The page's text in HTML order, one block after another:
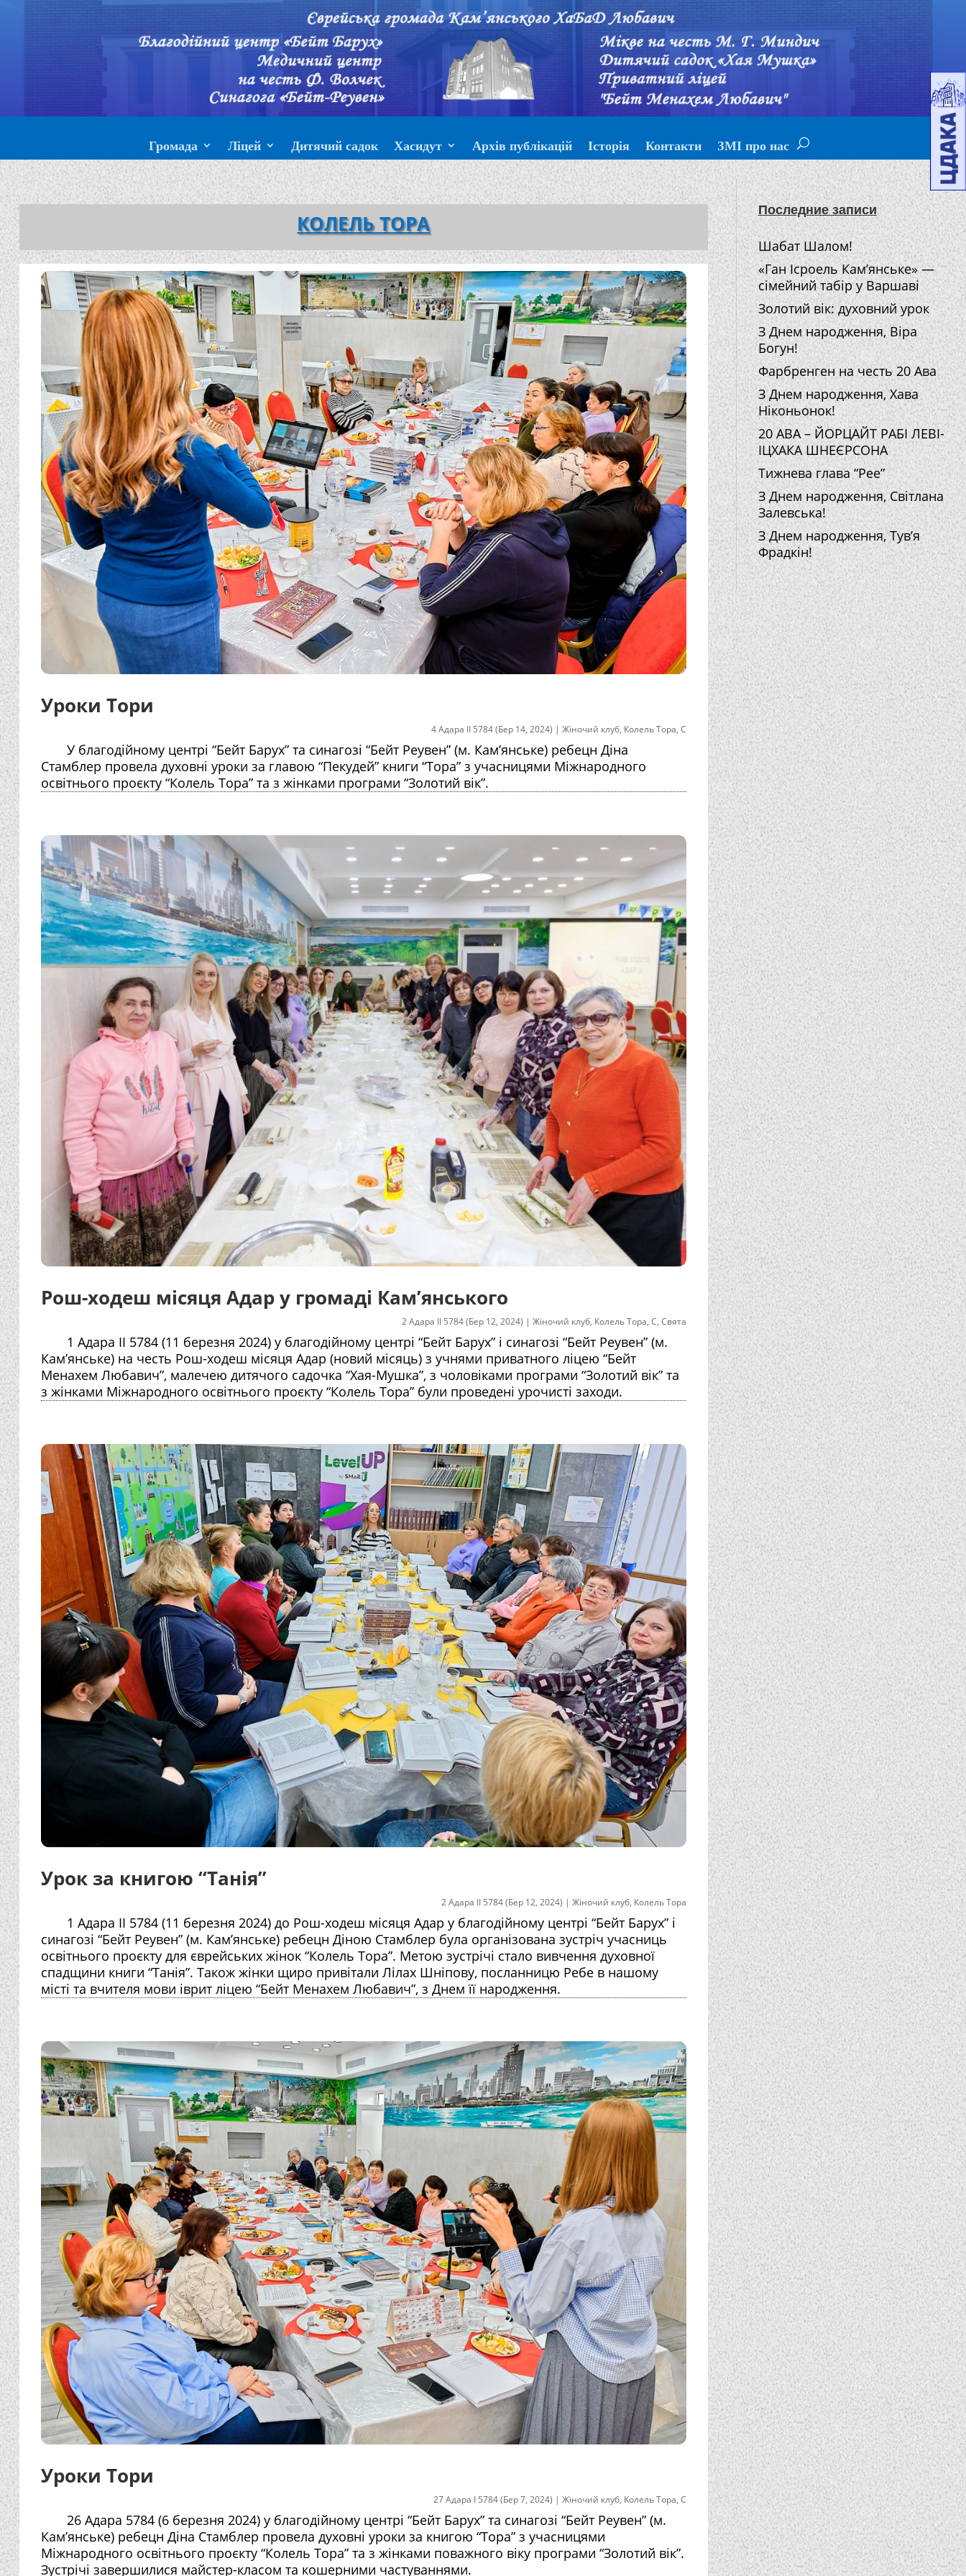
Громада Ліцей Дитячий садок Хасидут Архів публікацій Історія Контакти ЗМІ про нас
КОЛЕЛЬ ТОРА
Уроки Тори
4 Адара II 5784 (Бер 14, 2024) | Жіночий клуб, Колель Тора, С
У благодійному центрі “Бейт Барух” та синагозі “Бейт Реувен” (м. Кам’янське) ребецн Діна
Стамблер провела духовні уроки за главою “Пекудей” книги “Тора” з учасницями Міжнародного
освітнього проєкту “Колель Тора” та з жінками програми “Золотий вік”.
Рош-ходеш місяця Адар у громаді Кам’янського
2 Адара II 5784 (Бер 12, 2024) | Жіночий клуб, Колель Тора, С, Свята
1 Адара II 5784 (11 березня 2024) у благодійному центрі “Бейт Барух” і синагозі “Бейт Реувен” (м.
Кам’янське) на честь Рош-ходеш місяця Адар (новий місяць) з учнями приватного ліцею “Бейт
Менахем Любавич”, малечею дитячого садочка “Хая-Мушка”, з чоловіками програми “Золотий вік” та
з жінками Міжнародного освітнього проєкту “Колель Тора” були проведені урочисті заходи.
Урок за книгою “Танія”
2 Адара II 5784 (Бер 12, 2024) | Жіночий клуб, Колель Тора
1 Адара II 5784 (11 березня 2024) до Рош-ходеш місяця Адар у благодійному центрі “Бейт Барух” і
синагозі “Бейт Реувен” (м. Кам’янське) ребецн Діною Стамблер була організована зустріч учасниць
освітнього проєкту для єврейських жінок “Колель Тора”. Метою зустрічі стало вивчення духовної
спадщини книги “Танія”. Також жінки щиро привітали Лілах Шніпову, посланницю Ребе в нашому
місті та вчителя мови іврит ліцею “Бейт Менахем Любавич”, з Днем її народження.
Уроки Тори
27 Адара I 5784 (Бер 7, 2024) | Жіночий клуб, Колель Тора, С
26 Адара 5784 (6 березня 2024) у благодійному центрі “Бейт Барух” та синагозі “Бейт Реувен” (м.
Кам’янське) ребецн Діна Стамблер провела духовні уроки за книгою “Тора” з учасницями
Міжнародного освітнього проєкту “Колель Тора” та з жінками поважного віку програми “Золотий вік”.
Зустрічі завершилися майстер-класом та кошерними частуваннями.
Последние записи
Шабат Шалом!
«Ган Ісроель Кам’янське» —
сімейний табір у Варшаві
Золотий вік: духовний урок
З Днем народження, Віра
Богун!
Фарбренген на честь 20 Ава
З Днем народження, Хава
Ніконьонок!
20 АВА – ЙОРЦАЙТ РАБІ ЛЕВІ-
ІЦХАКА ШНЕЄРСОНА
Тижнева глава “Рее”
З Днем народження, Світлана
Залевська!
З Днем народження, Тув’я
Фрадкін!